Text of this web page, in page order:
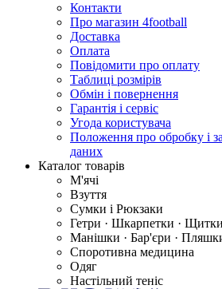
Контакти
Про магазин 4football
Доставка
Оплата
Повідомити про оплату
Таблиці розмірів
Обмін і повернення
Гарантія і сервіс
Угода користувача
Положення про обробку і
даних
Каталог товарів
М'ячі
Взуття
Сумки і Рюкзаки
Гетри · Шкарпетки · Щитки
Манішки · Бар'єри ·
Споротивна медицина
Одяг
Настільний теніс